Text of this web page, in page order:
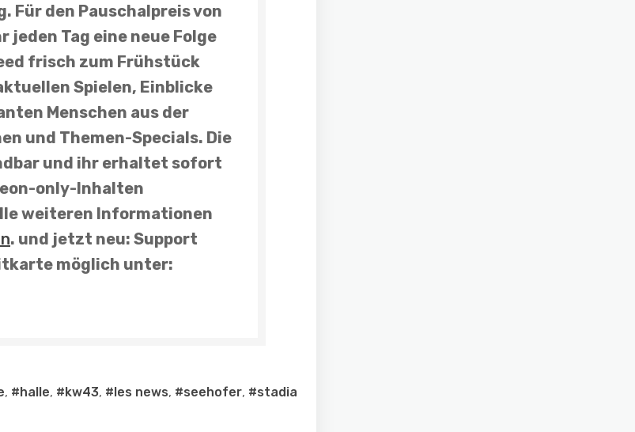
Für den Pauschalpreis von
jeden Tag eine neue Folge
frisch zum Frühstück
Spielen, Einblicke
Menschen aus der
und Themen-Specials. Die
und ihr erhaltet sofort
only-Inhalten
weiteren Informationen
. und jetzt neu: Support
möglich unter:
, #halle, #kw43, #les news, #seehofer, #stadia